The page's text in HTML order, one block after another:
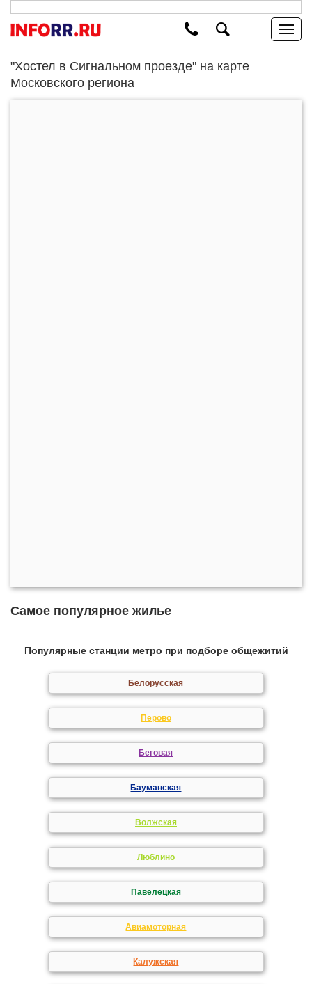
"Хостел в Сигнальном проезде" на карте
Московского региона
Самое популярное жилье
Популярные станции метро при подборе общежитий
Белорусская
Перово
Беговая
Бауманская
Волжская
Люблино
Павелецкая
Авиамоторная
Калужская